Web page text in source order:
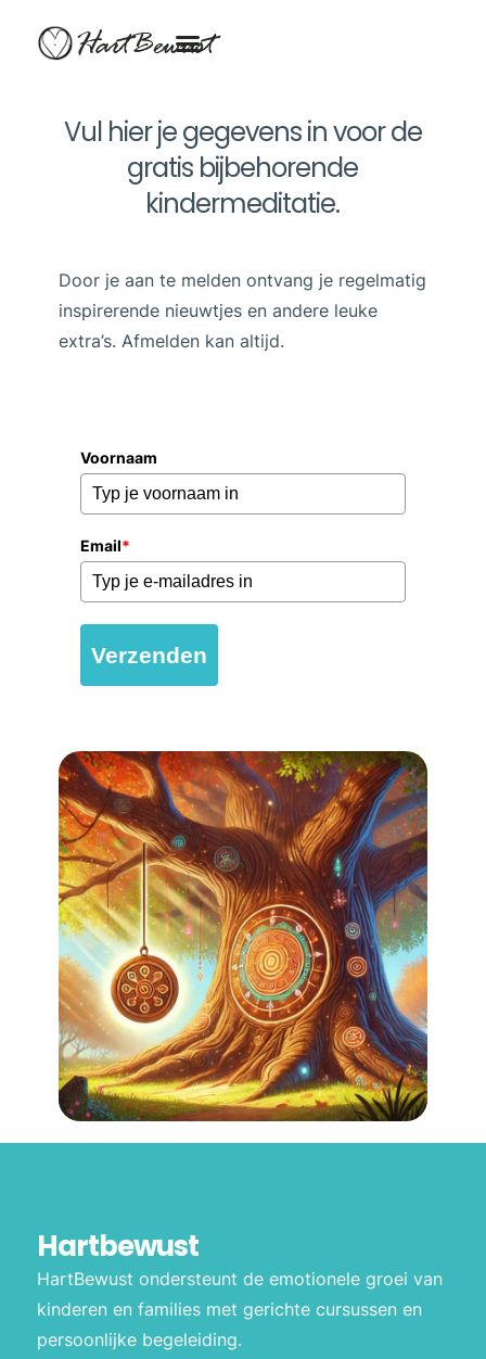
HartBewust
Vul hier je gegevens in voor de
gratis bijbehorende
kindermeditatie.
Door je aan te melden ontvang je regelmatig
inspirerende nieuwtjes en andere leuke
extra’s. Afmelden kan altijd.
Voornaam
Email*
Verzenden
Hartbewust
HartBewust ondersteunt de emotionele groei van
kinderen en families met gerichte cursussen en
persoonlijke begeleiding.